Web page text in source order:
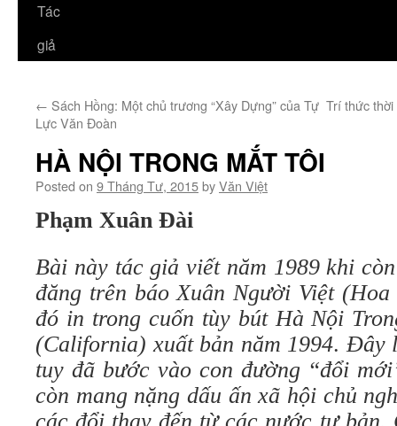
Tác
giả
← Sách Hồng: Một chủ trương “Xây Dựng” của Tự
Lực Văn Đoàn
Trí thức
HÀ NỘI TRONG MẮT TÔI
Posted on 9 Tháng Tư, 2015byVăn Việt
Phạm Xuân Đài
Bài này tác giả viết năm 1989 khi
đăng trên báo Xuân Người Việt
đó in trong cuốn tùy bút Hà Nội
(California) xuất bản năm 1994.Đây
tuy đã bước vào con đường “đổi
còn mang nặng dấu ấn xã hội chủ